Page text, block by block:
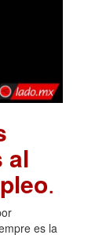
al
.
es la